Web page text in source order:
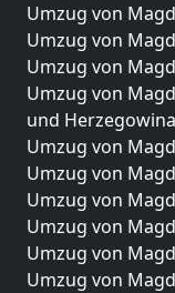
Umzug von
Umzug von
Umzug von
Umzug von
und Herzegowina
Umzug von
Umzug von
Umzug von
Umzug von
Umzug von
Umzug von